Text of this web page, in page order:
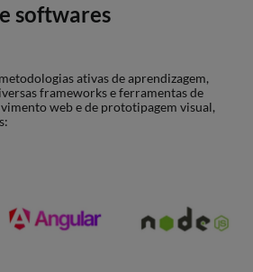
Frameworks Web
End
softwares
ativas de aprendizagem,
frameworks e ferramentas de
web e de prototipagem visual,